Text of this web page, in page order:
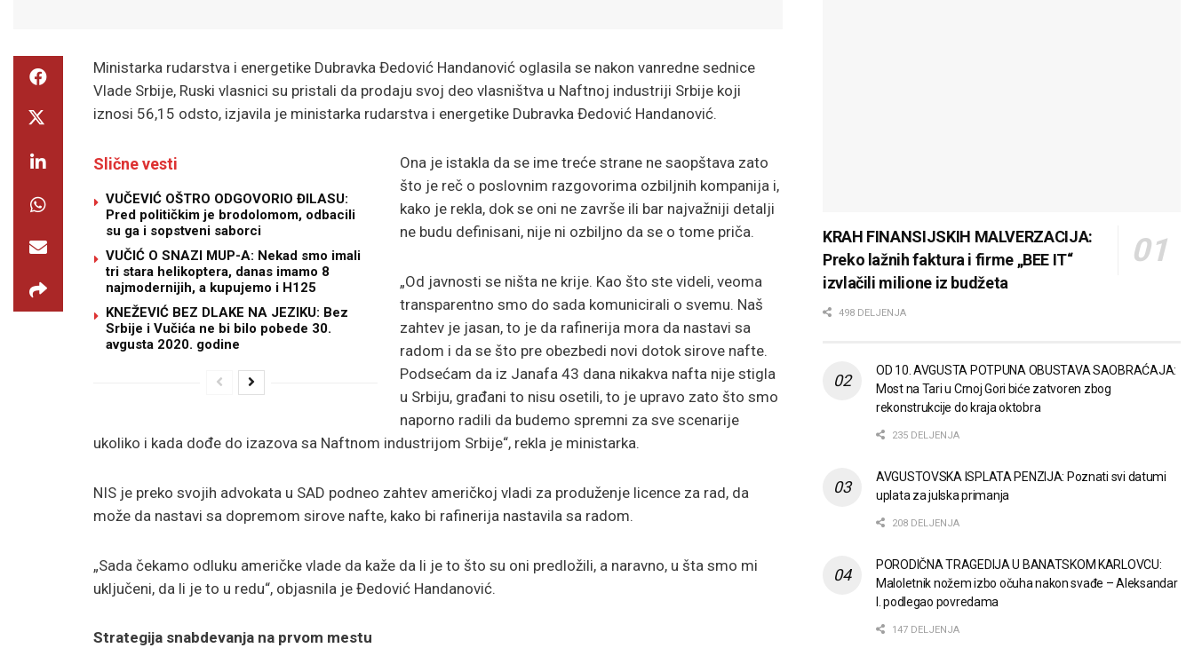
Ministarka rudarstva i energetike Dubravka Đedović Handanović oglasila se nakon vanredne sednice
Vlade Srbije, Ruski vlasnici su pristali da prodaju svoj deo vlasništva u Naftnoj industriji Srbije koji
iznosi 56,15 odsto, izjavila je ministarka rudarstva i energetike Dubravka Đedović Handanović.
Slične vesti
VUČEVIĆ OŠTRO ODGOVORIO ĐILASU:
Pred političkim je brodolomom, odbacili
su ga i sopstveni saborci
VUČIĆ O SNAZI MUP-A: Nekad smo imali
tri stara helikoptera, danas imamo 8
najmodernijih, a kupujemo i H125
KNEŽEVIĆ BEZ DLAKE NA JEZIKU: Bez
Srbije i Vučića ne bi bilo pobede 30.
avgusta 2020. godine
Ona je istakla da se ime treće strane ne saopštava zato
što je reč o poslovnim razgovorima ozbiljnih kompanija i,
kako je rekla, dok se oni ne završe ili bar najvažniji detalji
ne budu definisani, nije ni ozbiljno da se o tome priča.
„Od javnosti se ništa ne krije. Kao što ste videli, veoma
transparentno smo do sada komunicirali o svemu. Naš
zahtev je jasan, to je da rafinerija mora da nastavi sa
radom i da se što pre obezbedi novi dotok sirove nafte.
Podsećam da iz Janafa 43 dana nikakva nafta nije stigla
u Srbiju, građani to nisu osetili, to je upravo zato što smo
naporno radili da budemo spremni za sve scenarije
ukoliko i kada dođe do izazova sa Naftnom industrijom Srbije“, rekla je ministarka.
NIS je preko svojih advokata u SAD podneo zahtev američkoj vladi za produženje licence za rad, da
može da nastavi sa dopremom sirove nafte, kako bi rafinerija nastavila sa radom.
„Sada čekamo odluku američke vlade da kaže da li je to što su oni predložili, a naravno, u šta smo mi
uključeni, da li je to u redu“, objasnila je Đedović Handanović.
Strategija snabdevanja na prvom mestu
KRAH FINANSIJSKIH MALVERZACIJA:
Preko lažnih faktura i firme „BEE IT“
izvlačili milione iz budžeta
498 DELJENJA
OD 10. AVGUSTA POTPUNA OBUSTAVA SAOBRAĆAJA:
Most na Tari u Crnoj Gori biće zatvoren zbog
rekonstrukcije do kraja oktobra
235 DELJENJA
AVGUSTOVSKA ISPLATA PENZIJA: Poznati svi datumi
uplata za julska primanja
208 DELJENJA
PORODIČNA TRAGEDIJA U BANATSKOM KARLOVCU:
Maloletnik nožem izbo očuha nakon svađe – Aleksandar
I. podlegao povredama
147 DELJENJA